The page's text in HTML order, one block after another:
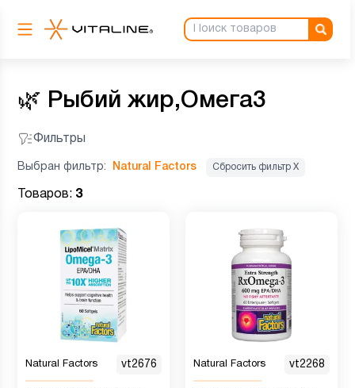
🌿 Рыбий жир,Омега3
Фильтры
Выбран фильтр: Natural Factors Сбросить фильтр Х
Товаров: 3
Natural Factors vt2676 Natural Factors vt2268